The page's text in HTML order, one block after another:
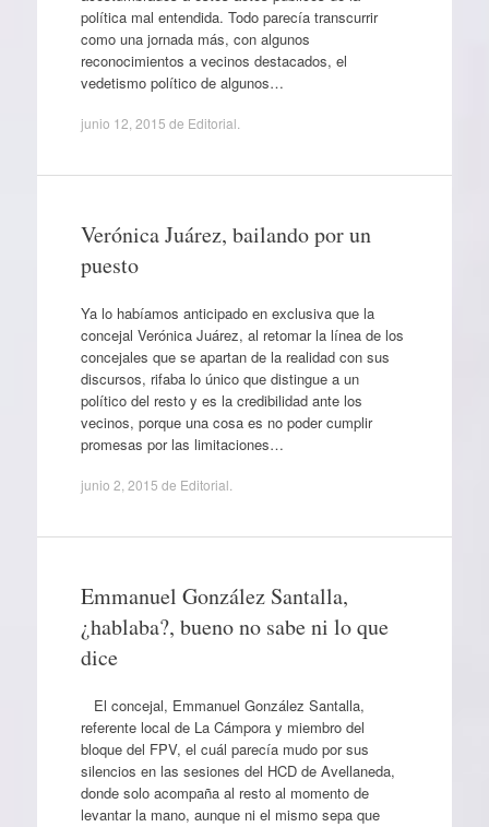
política mal entendida. Todo parecía transcurrir
como una jornada más, con algunos
reconocimientos a vecinos destacados, el
vedetismo político de algunos…
junio 12, 2015 de Editorial
Verónica Juárez, bailando por un
puesto
Ya lo habíamos anticipado en exclusiva que la
concejal Verónica Juárez, al retomar la línea de los
concejales que se apartan de la realidad con sus
discursos, rifaba lo único que distingue a un
político del resto y es la credibilidad ante los
vecinos, porque una cosa es no poder cumplir
promesas por las limitaciones…
junio 2, 2015 de Editorial
Emmanuel González Santalla,
¿hablaba?, bueno no sabe ni lo que
dice
El concejal, Emmanuel González Santalla,
referente local de La Cámpora y miembro del
bloque del FPV, el cuál parecía mudo por sus
silencios en las sesiones del HCD de Avellaneda,
donde solo acompaña al resto al momento de
levantar la mano, aunque ni el mismo sepa que